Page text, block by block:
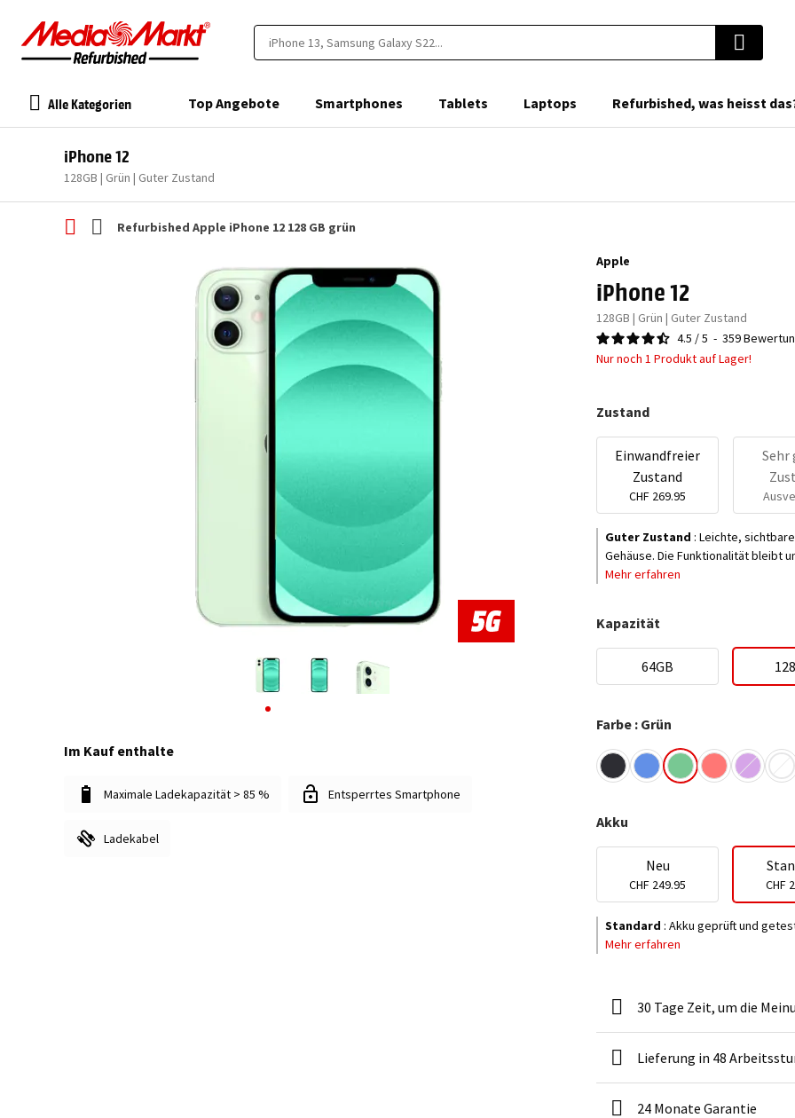
Alle Kategorien Top Angebote Smartphones Tablets Laptops Refurbished, was heisst
iPhone 12
128GB | Grün | Guter Zustand
Refurbished Apple iPhone 12 128 GB grün
Apple
iPhone 12
128GB | Grün | Guter Zustand
4.5 /5 - 359
Nur noch 1 Produkt auf Lager!
Im Kauf enthalte
Maximale Ladekapazität > 85 % Entsperrtes Smartphone
Ladekabel
Zustand
Einwandfreier
Zustand
CHF 269.95
Sehr
Guter Zustand : Leichte,
Gehäuse. Die Funktionalität bleibt
Mehr erfahren
Kapazität
64GB
Farbe : Grün
Akku
Neu
CHF 249.95 CHF
Standard : Akku geprüft und
Mehr erfahren
30 Tage Zeit, um die
Lieferung in 48
24 Monate Garantie